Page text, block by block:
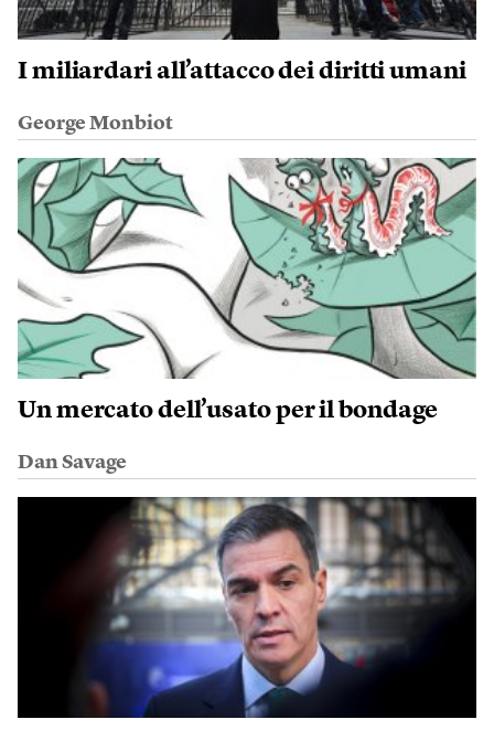
I miliardari all’attacco dei diritti umani
George Monbiot
Un mercato dell’usato per il bondage
Dan Savage